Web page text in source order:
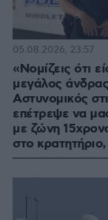
«Νομίζεις ότι
μεγάλος
Αστυνομικός
επέτρεψε να
με ζώνη
στο
05.08.2026, 23:57